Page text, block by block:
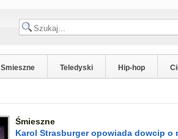
Smieszne Teledyski Hip-hop
Śmieszne
Karol Strasburger opowiada dowcip o